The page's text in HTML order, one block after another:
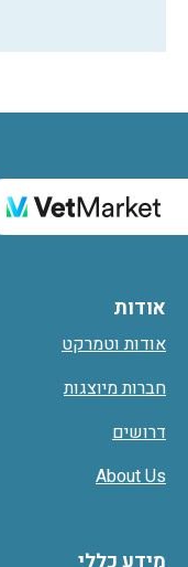
אודות
אודות וטמרקט
חברות מיוצגות
דרושים
About Us